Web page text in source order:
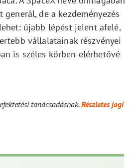
de a kezdeményezés
újabb lépést jelent afelé,
vállalatainak részvényei
is széles körben elérhetővé
tanácsadásnak.Részletes jogi